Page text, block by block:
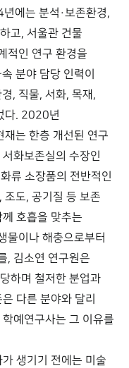
에는 분석·보존환경,
고, 서울관 건물
적인 연구 환경을
분야 담당 인력이
, 직물, 서화, 목재,
다. 2020년
재는 한층 개선된 연구
화보존실의 수장인
류 소장품의 전반적인
조도, 공기질 등 보존
호흡을 맞추는
물이나 해충으로부터
, 김소연 연구원은
하며 철저한 분업과
다른 분야와 달리
예연구사는 그 이유를
생기기 전에는 미술